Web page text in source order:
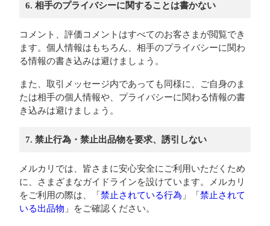
6. 相手のプライバシーに関することは書かない
コメント、評価コメントはすべてのお客さまが閲覧でき
ます。個人情報はもちろん、相手のプライバシーに関わ
る情報の書き込みは避けましょう。
また、取引メッセージ内であっても同様に、ご自身のま
たは相手の個人情報や、プライバシーに関わる情報の書
き込みは避けましょう。
7. 禁止行為・禁止出品物を要求、誘引しない
メルカリでは、皆さまに安心安全にご利用いただくため
に、さまざまなガイドラインを設けています。メルカリ
をご利用の際は、「 禁止されている行為 」「 禁止されて
いる出品物 」をご確認ください。